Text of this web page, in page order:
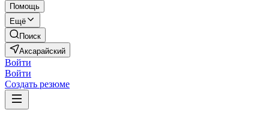
Помощь
Ещё
Поиск
Аксарайский
Войти
Войти
Создать резюме